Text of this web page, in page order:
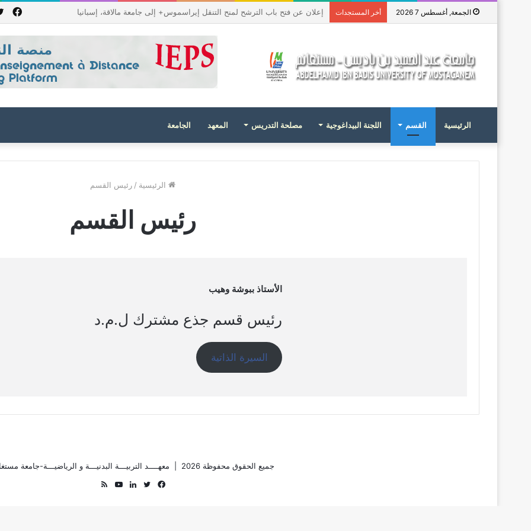
الجمعة, أغسطس 7 2026 أخر المستجدات منحة دراسات عليا في جمهورية باكستان الإسلامية للعام الدراسي 2027/2026
الرئيسية القسم اللجنة البيداغوجية مصلحة التدريس المعهد الجامعة
الرئيسية / رئيس القسم
رئيس القسم
الأستاذ ببوشة وهيب
رئيس قسم جذع مشترك ل.م.د
السيرة الذاتية
جميع الحقوق محفوظة 2026 |
معهــــد التربيـــة البدنيـــة و الرياضيـــة-جامعة
فيسبوك
تويترلينكدإنيوتيوبملخص